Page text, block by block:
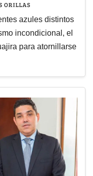
ORILLAS
azules distintos
incondicional, el
para atornillarse